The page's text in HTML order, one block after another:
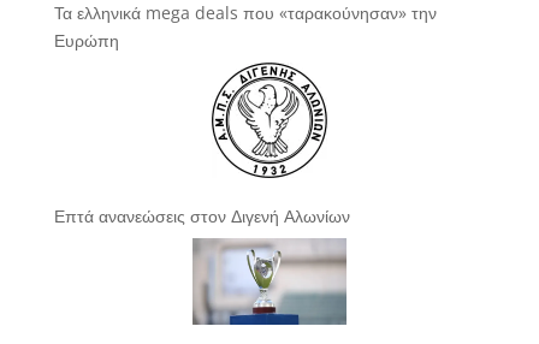
Τα ελληνικά mega deals που «ταρακούνησαν» την
Ευρώπη
Επτά ανανεώσεις στον Διγενή Αλωνίων